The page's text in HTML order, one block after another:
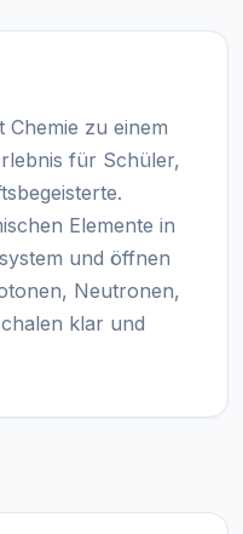
Chemie zu einem
für Schüler,
Elemente in
und öffnen
Neutronen,
klar und